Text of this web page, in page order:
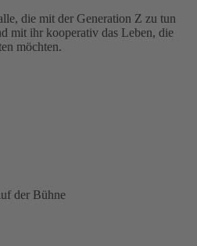
die mit der Generation Z zu tun
mit ihr kooperativ das Leben, die
möchten.
der Bühne